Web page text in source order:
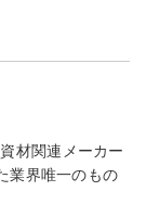
材関連メーカー
業界唯一のもの